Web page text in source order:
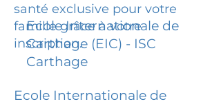
santé exclusive pour votre
famille grâce à votre
inscription.
Ecole Internationale de
Carthage (EIC) - ISC
Carthage
Ecole Internationale de